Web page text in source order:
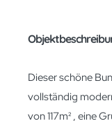
Dieser schöne
vollständig
von 117m² , eine